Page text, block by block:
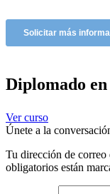
Diplomado
Ver curso
Únete a la
Tu dirección de correo
obligatorios están